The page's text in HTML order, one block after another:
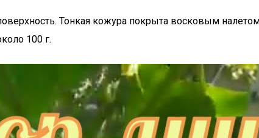
Тонкая кожура покрыта восковым
100 г.